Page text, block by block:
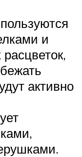
и
активно